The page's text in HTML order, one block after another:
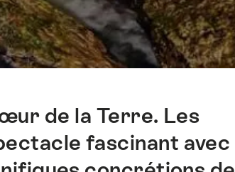
de la Terre. Les
fascinant avec